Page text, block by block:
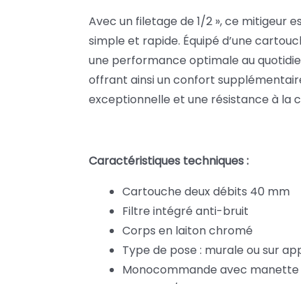
Avec un filetage de 1/2 », ce mitigeur
simple et rapide. Équipé d’une
une performance optimale au
offrant ainsi un confort
exceptionnelle et une résistance à la
Caractéristiques techniques :
Cartouche deux débits 40 mm
Filtre intégré anti-bruit
Corps en laiton chromé
Type de pose : murale ou sur
Monocommande avec manette